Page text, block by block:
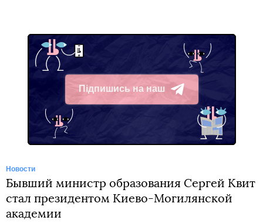
Підпишись на наш
Telegram
Новости
Бывший министр образования Сергей Квит
стал президентом Киево-Могилянской
академии